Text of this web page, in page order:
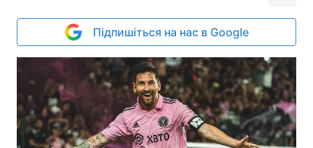
Підпишіться на нас в Google